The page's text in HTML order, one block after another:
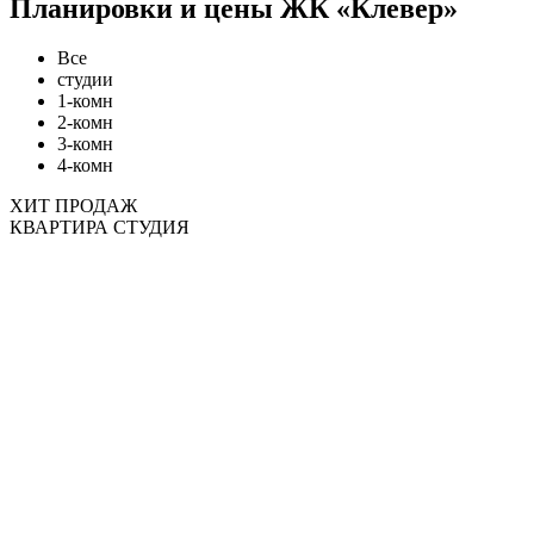
Планировки и цены ЖК «Клевер»
Все
студии
1-комн
2-комн
3-комн
4-комн
ХИТ ПРОДАЖ
КВАРТИРА СТУДИЯ